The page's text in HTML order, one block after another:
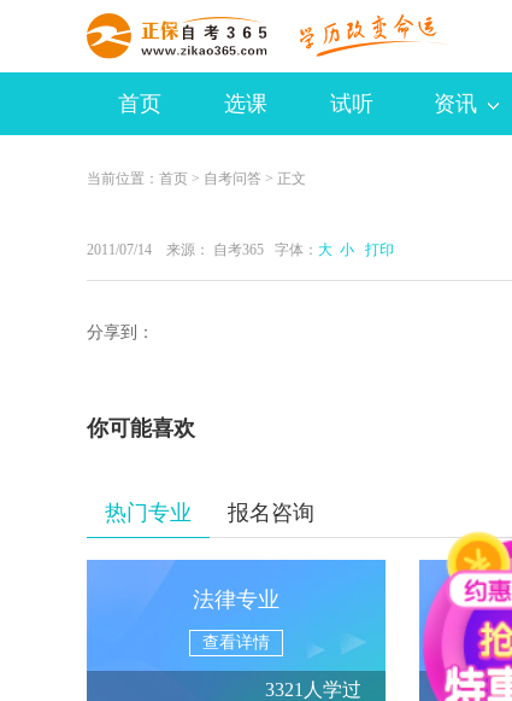
首页 选课 试听 资讯
当前位置： 首页 > 自考问答 > 正文
2011/07/14 来源： 自考365 字体： 大 小 打印
分享到：
你可能喜欢
热门专业 报名咨询
法律专业
查看详情
3321人学过